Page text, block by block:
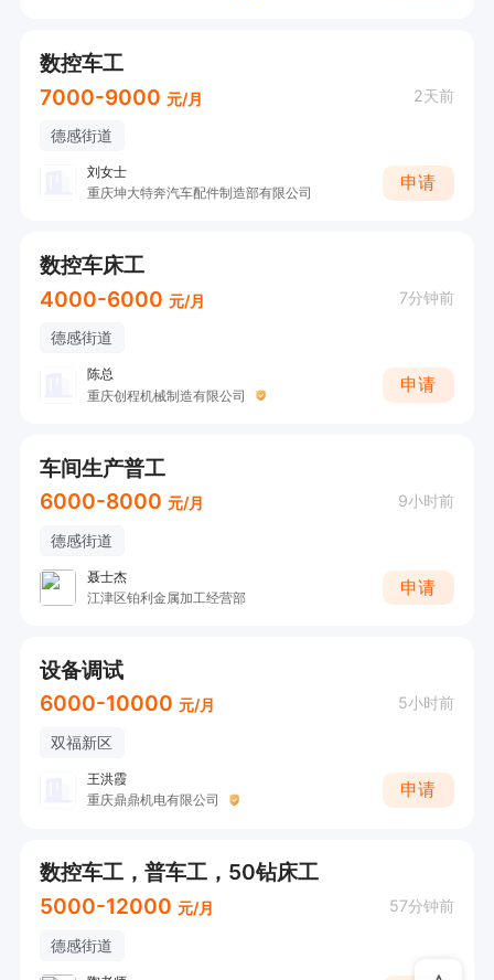
数控车工
7000-9000 元/月 2天前
德感街道
刘女士
重庆坤大特奔汽车配件制造部有限公司
申请
数控车床工
4000-6000 元/月 7分钟前
德感街道
陈总
重庆创程机械制造有限公司
申请
车间生产普工
6000-8000 元/月 9小时前
德感街道
聂士杰
江津区铂利金属加工经营部
申请
设备调试
6000-10000 元/月 5小时前
双福新区
王洪霞
重庆鼎鼎机电有限公司
申请
数控车工，普车工，50钻床工
5000-12000 元/月 57分钟前
德感街道